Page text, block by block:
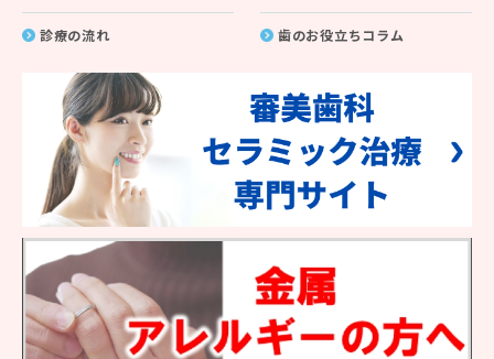
診療の流れ 歯のお役立ちコラム